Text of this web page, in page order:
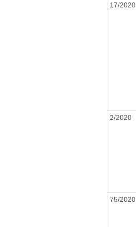
17/2020
2/2020
75/2020